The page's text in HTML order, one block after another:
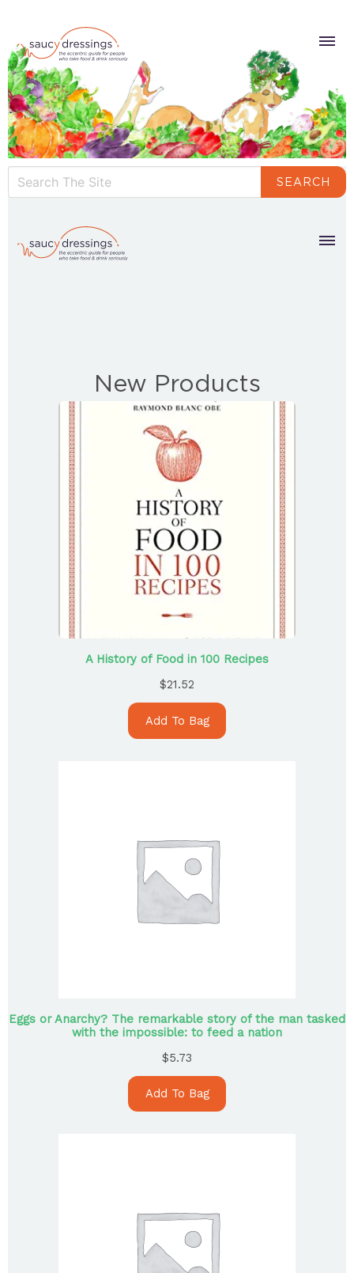
SEARCH
New Products
A History of Food in 100 Recipes
$21.52
Add To Bag
Eggs or Anarchy? The remarkable story of the man tasked
with the impossible: to feed a nation
$5.73
Add To Bag